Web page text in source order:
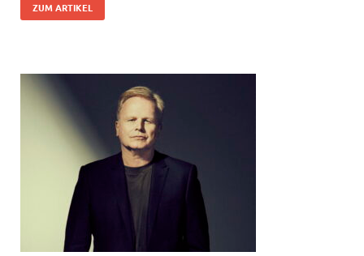
ZUM ARTIKEL